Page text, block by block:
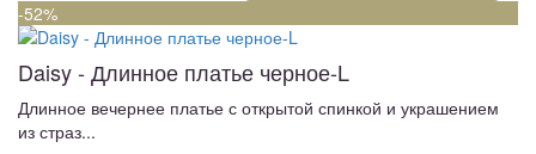
-52%
Daisy - Длинное платье черное-L
Длинное вечернее платье с открытой спинкой и украшением
из страз...